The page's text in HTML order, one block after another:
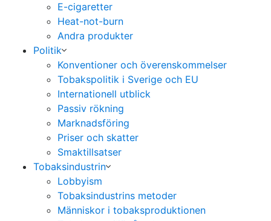
E-cigaretter
Heat-not-burn
Andra produkter
Politik
Konventioner och överenskommelser
Tobakspolitik i Sverige och EU
Internationell utblick
Passiv rökning
Marknadsföring
Priser och skatter
Smaktillsatser
Tobaksindustrin
Lobbyism
Tobaksindustrins metoder
Människor i tobaksproduktionen